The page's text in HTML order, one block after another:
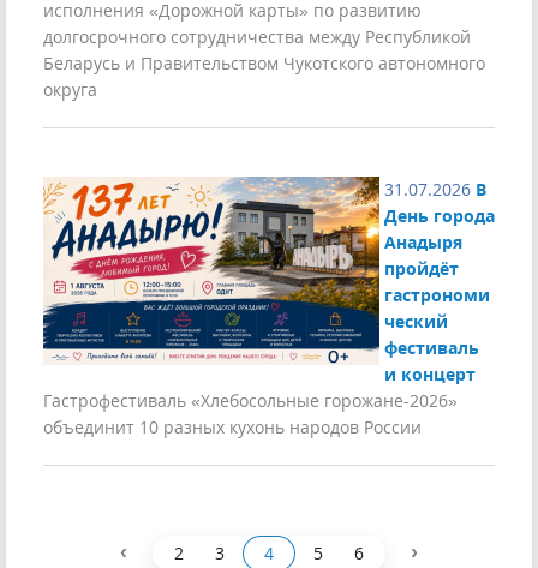
исполнения «Дорожной карты» по развитию
долгосрочного сотрудничества между Республикой
Беларусь и Правительством Чукотского автономного
округа
31.07.2026 В
День города
Анадыря
пройдёт
гастрономи
ческий
фестиваль
и концерт
Гастрофестиваль «Хлебосольные горожане-2026»
объединит 10 разных кухонь народов России
‹ 2 3 4 5 6 ›